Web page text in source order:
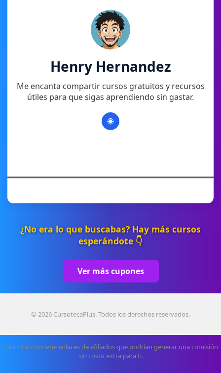
Henry Hernandez
Me encanta compartir cursos gratuitos y recursos
útiles para que sigas aprendiendo sin gastar.
🌐
¿No era lo que buscabas? Hay más cursos
esperándote 👇
Ver más cupones
© 2026 CursotecaPlus. Todos los derechos reservados.
Este sitio contiene enlaces de afiliados que podrían generar una comisión
sin costo extra para ti.